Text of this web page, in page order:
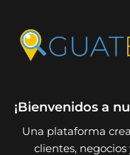
¡Bienvenidos a
Una plataforma
clientes,